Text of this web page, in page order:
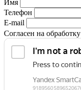
Имя
Телефон
E-mail
Согласен на обработку